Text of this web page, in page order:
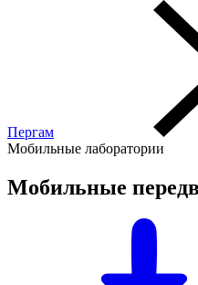
Пергам
Мобильные лаборатории
Мобильные